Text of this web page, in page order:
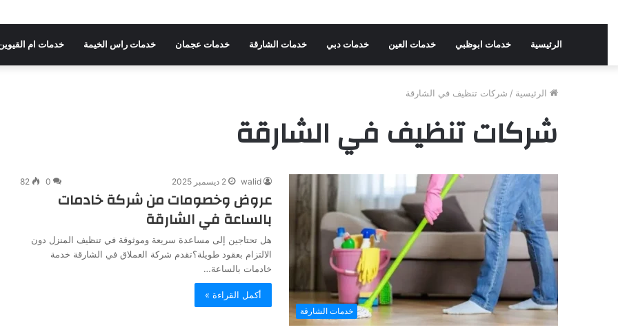
الرئيسية خدمات ابوظبي خدمات العين خدمات دبي خدمات الشارقة خدمات عجمان خدمات راس الخيمة خدمات ام
الرئيسية / شركات تنظيف في الشارقة
شركات تنظيف في الشارقة
خدمات الشارقة
walid 2 ديسمبر 2025 0
82
عروض وخصومات من شركة خادمات
بالساعة في الشارقة
هل تحتاجين إلى مساعدة سريعة وموثوقة في تنظيف المنزل دون
الالتزام بعقود طويلة؟تقدم شركة العملاق في الشارقة خدمة
خادمات بالساعة…
أكمل القراءة »